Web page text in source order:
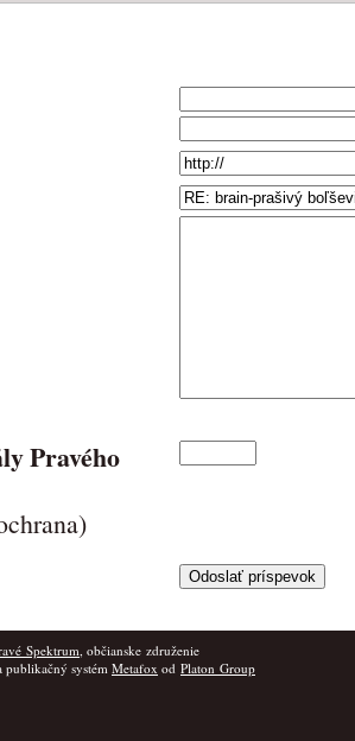
Pravého
Spektrum, občianske združenie
publikačný systém Metafox od Platon Group